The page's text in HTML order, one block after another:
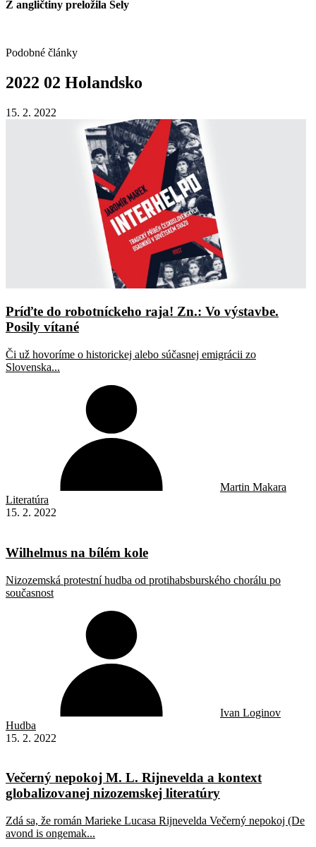
Z angličtiny preložila Sely
Podobné články
2022 02 Holandsko
15. 2. 2022
Príďte do robotníckeho raja! Zn.: Vo výstavbe.
Posily vítané
Či už hovoríme o historickej alebo súčasnej emigrácii zo
Slovenska...
Martin Makara
Literatúra
15. 2. 2022
Wilhelmus na bílém kole
Nizozemská protestní hudba od protihabsburského chorálu po
současnost
Ivan Loginov
Hudba
15. 2. 2022
Večerný nepokoj M. L. Rijnevelda a kontext
globalizovanej nizozemskej literatúry
Zdá sa, že román Marieke Lucasa Rijnevelda Večerný nepokoj (De
avond is ongemak...